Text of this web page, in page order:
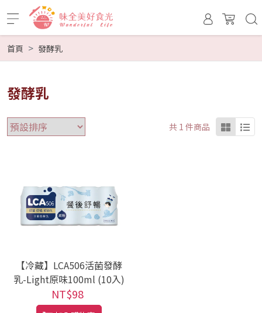
首頁 發酵乳
發酵乳
共 1 件商品
【冷藏】LCA506活菌發酵
乳-Light原味100ml (10入)
NT$98